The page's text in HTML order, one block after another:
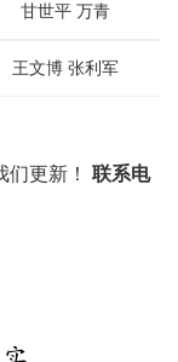
甘世平 万青
王文博 张利军
更新！
联系电